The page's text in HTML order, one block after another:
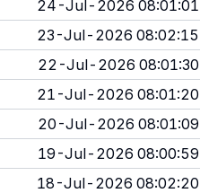
24-Jul-2026 08:01:01
23-Jul-2026 08:02:15
22-Jul-2026 08:01:30
21-Jul-2026 08:01:20
20-Jul-2026 08:01:09
19-Jul-2026 08:00:59
18-Jul-2026 08:02:20